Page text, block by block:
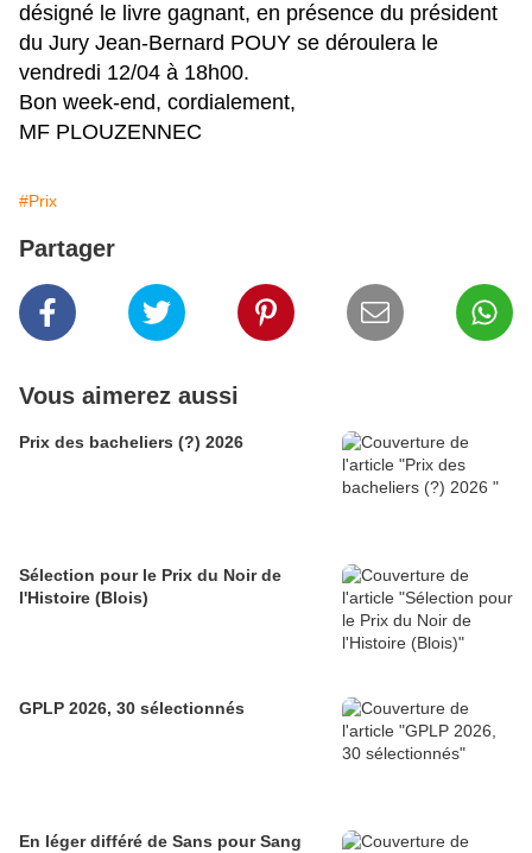
désigné le livre gagnant, en présence du président
du Jury Jean-Bernard POUY se déroulera le
vendredi 12/04 à 18h00.
Bon week-end, cordialement,
MF PLOUZENNEC
#Prix
Partager
Vous aimerez aussi
Prix des bacheliers (?) 2026
Sélection pour le Prix du Noir de
l'Histoire (Blois)
GPLP 2026, 30 sélectionnés
En léger différé de Sans pour Sang